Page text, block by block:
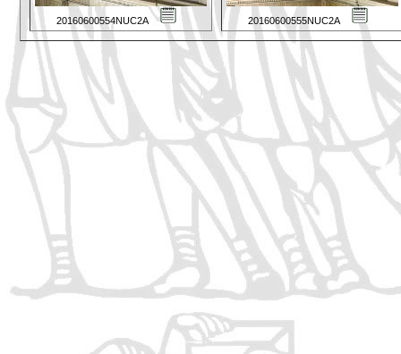
20160600554NUC2A 20160600555NUC2A